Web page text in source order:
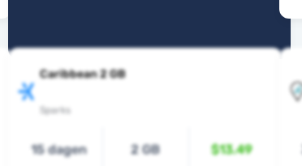
Caribbean 2 GB
Sparks
15 dagen 2 GB $13.49